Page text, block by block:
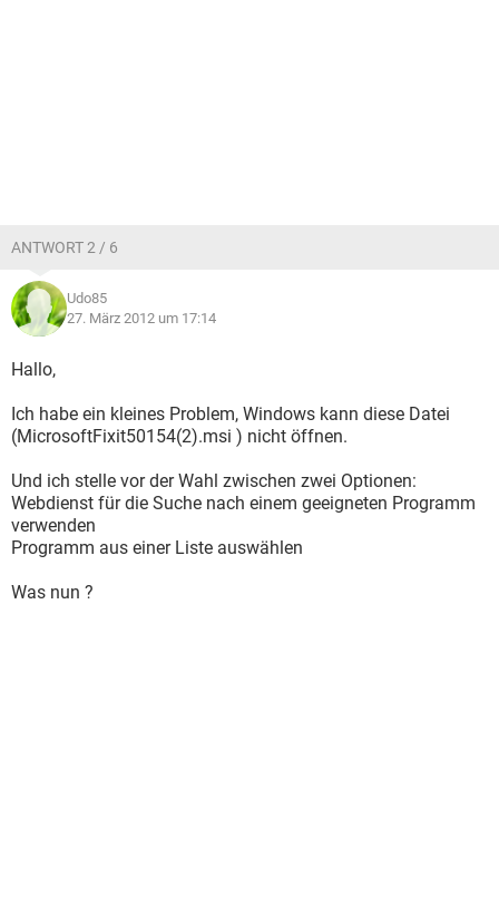
ANTWORT 2 / 6
Udo85
27. März 2012 um 17:14
Hallo,
Ich habe ein kleines Problem, Windows kann diese Datei
(MicrosoftFixit50154(2).msi ) nicht öffnen.
Und ich stelle vor der Wahl zwischen zwei Optionen:
Webdienst für die Suche nach einem geeigneten Programm
verwenden
Programm aus einer Liste auswählen
Was nun ?